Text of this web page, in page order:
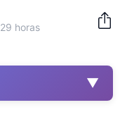
horas
▼